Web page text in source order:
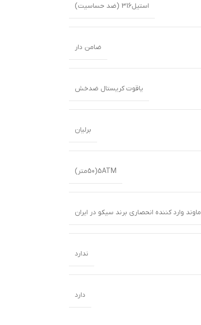
استیل316 (ضد حساسیت)
ضامن دار
یاقوت کریستال ضدخش
برلیان
5ATM(50متر)
ندارد
دارد